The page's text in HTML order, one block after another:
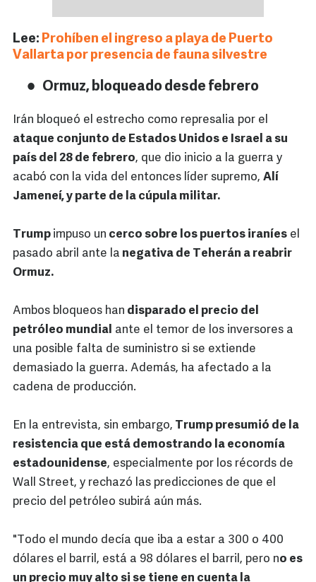
Lee: Prohíben el ingreso a playa de Puerto
Vallarta por presencia de fauna silvestre
Ormuz, bloqueado desde febrero
Irán bloqueó el estrecho como represalia por el
ataque conjunto de Estados Unidos e Israel a su
país del 28 de febrero, que dio inicio a la guerra y
acabó con la vida del entonces líder supremo, Alí
Jameneí, y parte de la cúpula militar.
Trump impuso un cerco sobre los puertos iraníes el
pasado abril ante la negativa de Teherán a reabrir
Ormuz.
Ambos bloqueos han disparado el precio del
petróleo mundial ante el temor de los inversores a
una posible falta de suministro si se extiende
demasiado la guerra. Además, ha afectado a la
cadena de producción.
En la entrevista, sin embargo, Trump presumió de la
resistencia que está demostrando la economía
estadounidense, especialmente por los récords de
Wall Street, y rechazó las predicciones de que el
precio del petróleo subirá aún más.
"Todo el mundo decía que iba a estar a 300 o 400
dólares el barril, está a 98 dólares el barril, pero no es
un precio muy alto si se tiene en cuenta la